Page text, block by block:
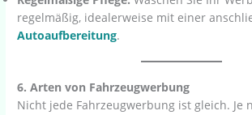
regelmäßig, idealerweise mit einer
Autoaufbereitung.
6. Arten von Fahrzeugwerbung
Nicht jede Fahrzeugwerbung ist gleich. Je